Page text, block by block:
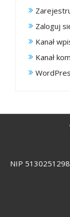
Zaloguj
Kanał
Kanał
NIP